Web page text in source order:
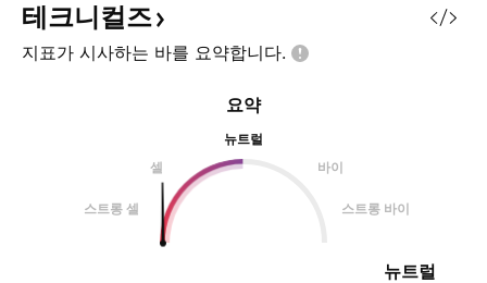
테크니컬즈
지표가 시사하는 바를 요약합니다.
요약
뉴트럴
셀
바이
스트롱 셀 스트롱 바이
뉴트럴